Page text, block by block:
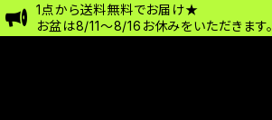
1点から送料無料でお届け★
お盆は8/11〜8/16お休みをいただきます。